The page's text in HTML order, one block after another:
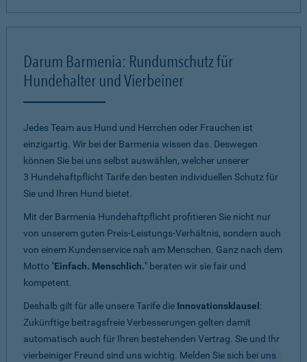
Darum Barmenia: Rundumschutz für
Hundehalter und Vierbeiner
Jedes Team aus Hund und Herrchen oder Frauchen ist
einzigartig. Wir bei der Barmenia wissen das. Deswegen
können Sie bei uns selbst auswählen, welcher unserer
3 Hundehaftpflicht Tarife den besten individuellen Schutz für
Sie und Ihren Hund bietet.
Mit der Barmenia Hundehaftpflicht profitieren Sie nicht nur
von unserem guten Preis-Leistungs-Verhältnis, sondern auch
von einem Kundenservice nah am Menschen. Ganz nach dem
Motto "Einfach. Menschlich." beraten wir sie fair und
kompetent.
Deshalb gilt für alle unsere Tarife die Innovationsklausel :
Zukünftige beitragsfreie Verbesserungen gelten damit
automatisch auch für Ihren bestehenden Vertrag. Sie und Ihr
vierbeiniger Freund sind uns wichtig. Melden Sie sich bei uns